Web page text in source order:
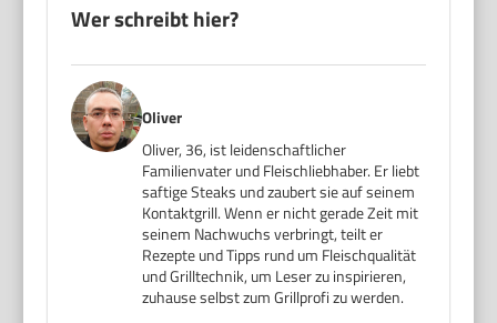
Wer schreibt hier?
Oliver
Oliver, 36, ist leidenschaftlicher
Familienvater und Fleischliebhaber. Er liebt
saftige Steaks und zaubert sie auf seinem
Kontaktgrill. Wenn er nicht gerade Zeit mit
seinem Nachwuchs verbringt, teilt er
Rezepte und Tipps rund um Fleischqualität
und Grilltechnik, um Leser zu inspirieren,
zuhause selbst zum Grillprofi zu werden.